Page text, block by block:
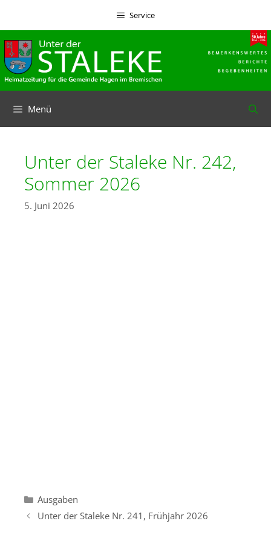
springen
Service
Menü
Unter der Staleke Nr. 242,
Sommer 2026
5. Juni 2026
Kategorien
Ausgaben
Unter der Staleke Nr. 241, Frühjahr 2026